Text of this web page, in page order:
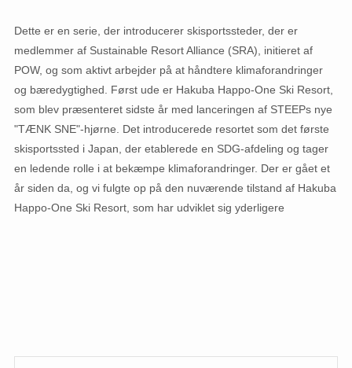
Dette er en serie, der introducerer skisportssteder, der er
medlemmer af Sustainable Resort Alliance (SRA), initieret af
POW, og som aktivt arbejder på at håndtere klimaforandringer
og bæredygtighed. Først ude er Hakuba Happo-One Ski Resort,
som blev præsenteret sidste år med lanceringen af ​​STEEPs nye
"TÆNK SNE"-hjørne. Det introducerede resortet som det første
skisportssted i Japan, der etablerede en SDG-afdeling og tager
en ledende rolle i at bekæmpe klimaforandringer. Der er gået et
år siden da, og vi fulgte op på den nuværende tilstand af Hakuba
Happo-One Ski Resort, som har udviklet sig yderligere